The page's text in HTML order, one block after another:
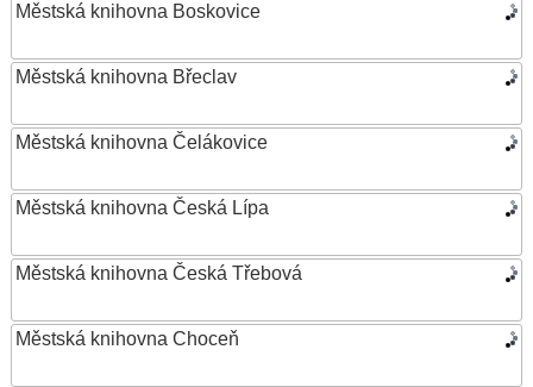
Městská knihovna Boskovice
Městská knihovna Břeclav
Městská knihovna Čelákovice
Městská knihovna Česká Lípa
Městská knihovna Česká Třebová
Městská knihovna Choceň